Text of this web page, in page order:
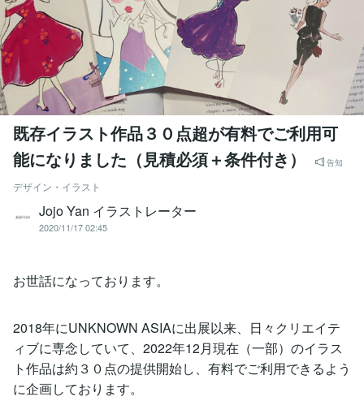
既存イラスト作品３０点超が有料でご利用可
能になりました（見積必須＋条件付き）
告知
デザイン・イラスト
Jojo Yan イラストレーター
2020/11/17 02:45
お世話になっております。
2018年にUNKNOWN ASIAに出展以来、日々クリエイテ
ィブに専念していて、2022年12月現在（一部）のイラス
ト作品は約３０点の提供開始し、有料でご利用できるよう
に企画しております。